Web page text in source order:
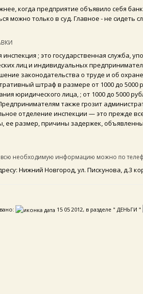
когда предприятие объявило себя
можно только в суд. Главное - не сидеть
инспекция ; это государственная служба,
лиц и индивидуальных
законодательства о труде и об
штраф в размере от 1000 до
юридического лица, ; от 1000 до 5000
также грозит
отделение инспекции — это прежде
ее размер, причины задержек,
всю необходимую информацию можно по
Нижний Новгород, ул. Пискунова, д.3
15 05 2012, в разделе " ДЕНЬГИ "